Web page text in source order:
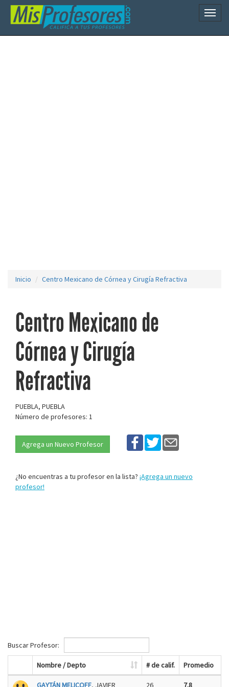
Inicio Centro Mexicano de Córnea y Cirugía Refractiva
Centro Mexicano de
Córnea y Cirugía
Refractiva
PUEBLA, PUEBLA
Número de profesores: 1
Agrega un Nuevo Profesor
¿No encuentras a tu profesor en la lista? ¡Agrega un nuevo
profesor!
Buscar Profesor:
Nombre / Depto # de calif. Promedio
GAYTÁN MELICOFF, JAVIER 26 7.8